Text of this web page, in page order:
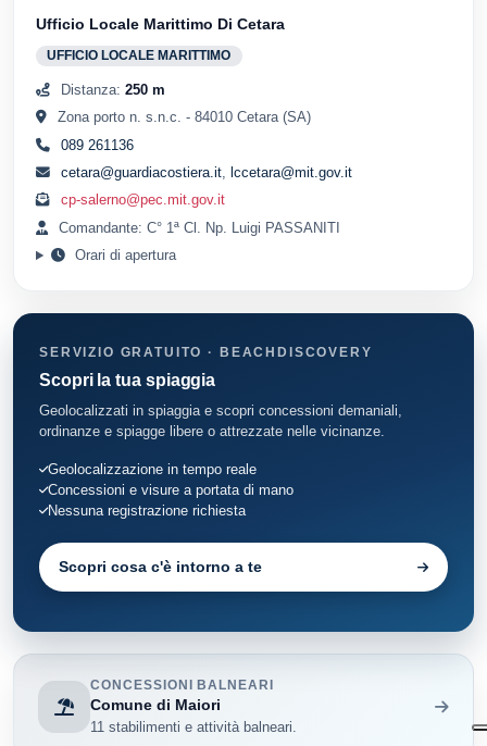
Ufficio Locale Marittimo Di Cetara
UFFICIO LOCALE MARITTIMO
Distanza: 250 m
Zona porto n. s.n.c. - 84010 Cetara (SA)
089 261136
cetara@guardiacostiera.it, lccetara@mit.gov.it
cp-salerno@pec.mit.gov.it
Comandante: C° 1ª Cl. Np. Luigi PASSANITI
Orari di apertura
SERVIZIO GRATUITO · BEACHDISCOVERY
Scopri la tua spiaggia
Geolocalizzati in spiaggia e scopri concessioni demaniali,
ordinanze e spiagge libere o attrezzate nelle vicinanze.
Geolocalizzazione in tempo reale
Concessioni e visure a portata di mano
Nessuna registrazione richiesta
Scopri cosa c'è intorno a te
CONCESSIONI BALNEARI
Comune di Maiori
11 stabilimenti e attività balneari.